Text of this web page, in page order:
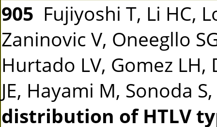
905 Fujiyoshi T, Li HC,
Zaninovic V, Oneegllo
Hurtado LV, Gomez
JE, Hayami M, Sonoda
distribution of HTLV